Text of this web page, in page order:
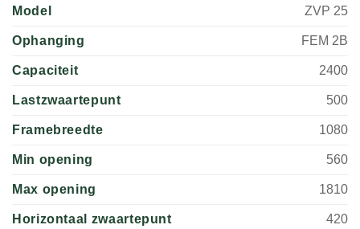
Model ZVP 25
Ophanging FEM 2B
Capaciteit 2400
Lastzwaartepunt 500
Framebreedte 1080
Min opening 560
Max opening 1810
Horizontaal zwaartepunt 420